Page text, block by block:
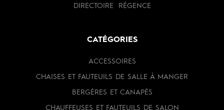
DIRECTOIRE RÉGENCE
CATÉGORIES
ACCESSOIRES
CHAISES ET FAUTEUILS DE SALLE À MANGER
BERGÈRES ET CANAPÉS
CHAUFFEUSES ET FAUTEUILS DE SALON